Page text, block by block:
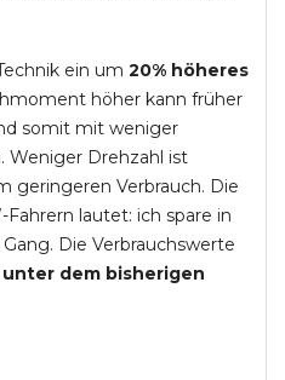
ein um 20% höheres
höher kann früher
somit mit weniger
Weniger Drehzahl ist
geringeren Verbrauch. Die
lautet: ich spare in
Die Verbrauchswerte
unter dem bisherigen